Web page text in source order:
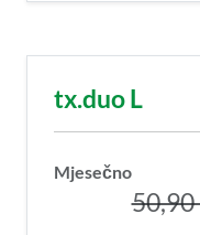
tx.duo L
Mjesečno